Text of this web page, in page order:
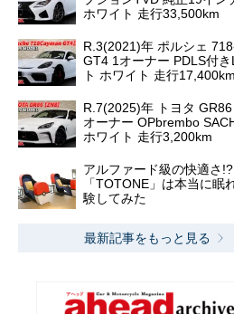
ホワイト 走行33,500km
R.3(2021)年 ポルシェ
GT4 1オーナー PDLS付き
ト ホワイト 走行17,400km
R.7(2025)年 トヨタ
オーナー OPbrembo
ホワイト 走行3,200km
アルファード級の快適さ
「TOTONE」は本当に眠
験してみた
最新記事をもっと見る